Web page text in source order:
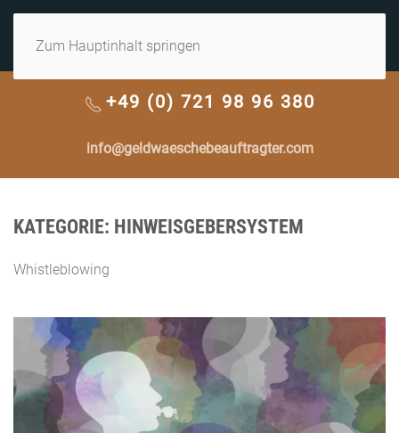
Zum Hauptinhalt springen
+49 (0) 721 98 96 380
info@geldwaeschebeauftragter.com
KATEGORIE: HINWEISGEBERSYSTEM
Whistleblowing